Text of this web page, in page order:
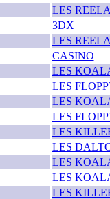
LES
3DX
LES
CASINO
LES
LES
LES
LES
LES
LES
LES
LES
LES